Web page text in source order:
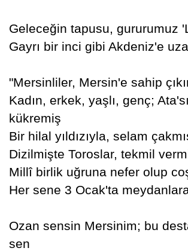
Geleceğin tapusu, gururumuz
Gayrı bir inci gibi Akdeniz'e
"Mersinliler, Mersin'e sahip
Kadın, erkek, yaşlı, genç;
kükremiş
Bir hilal yıldızıyla, selam
Dizilmişte Toroslar, tekmil
Millî birlik uğruna nefer olup
Her sene 3 Ocak'ta
Ozan sensin Mersinim; bu
sen